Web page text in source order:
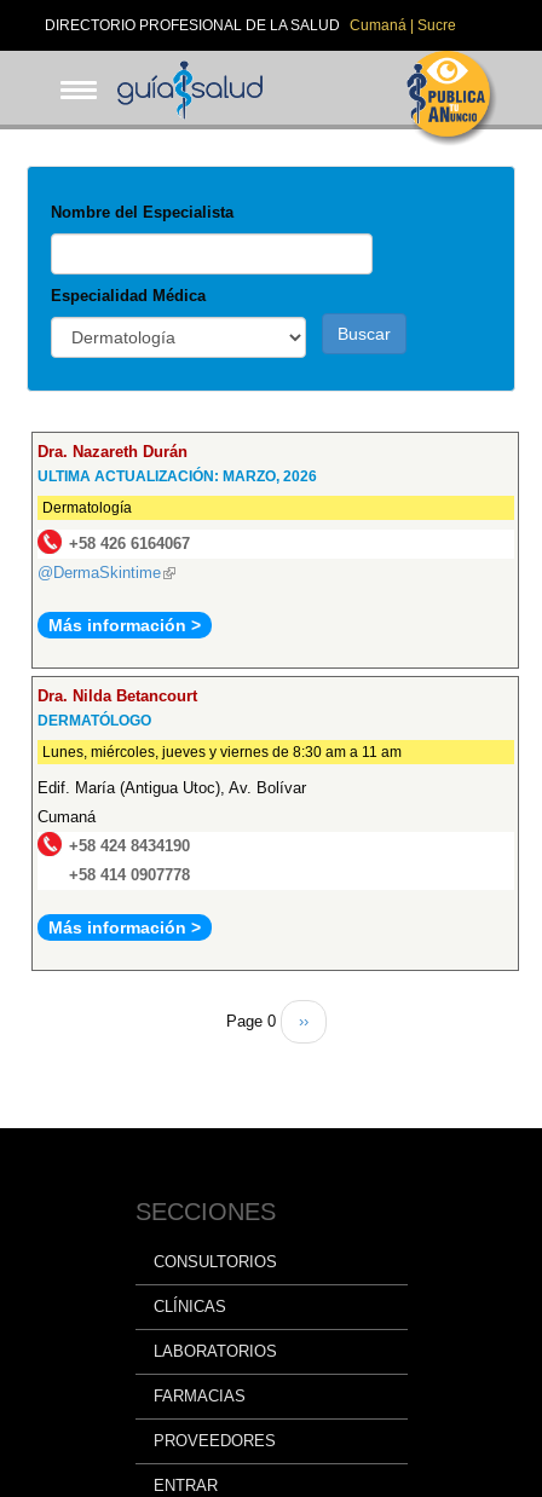
DIRECTORIO PROFESIONAL DE LA SALUD Cumaná | Sucre
Nombre del Especialista
Especialidad Médica
Buscar
Dra. Nazareth Durán
ULTIMA ACTUALIZACIÓN: MARZO, 2026
Dermatología
+58 426 6164067
@DermaSkintime(link
external)
Más información >
Dra. Nilda Betancourt
DERMATÓLOGO
Lunes, miércoles, jueves y viernes de 8:30 am a 11 am
Edif. María (Antigua Utoc), Av. Bolívar
Cumaná
+58 424 8434190
+58 414 0907778
Más información >
Page 0 ››
SECCIONES
CONSULTORIOS
CLÍNICAS
LABORATORIOS
FARMACIAS
PROVEEDORES
ENTRAR